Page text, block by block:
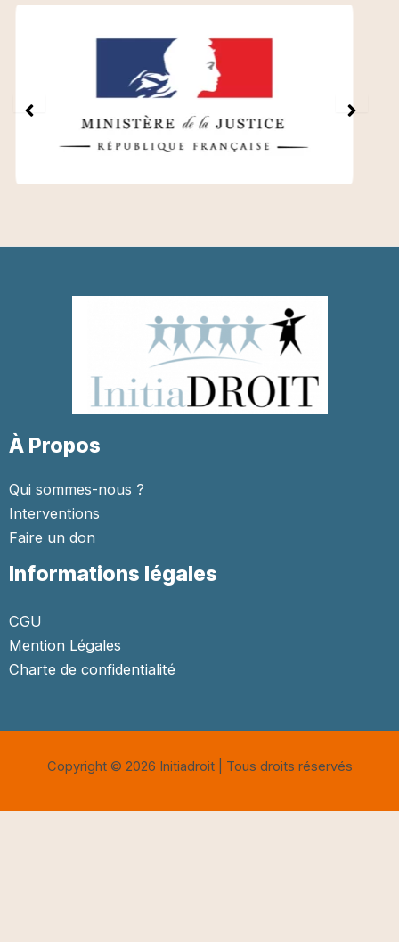
À Propos
Qui sommes-nous ?
Interventions
Faire un don
Informations légales
CGU
Mention Légales
Charte de confidentialité
Copyright © 2026 Initiadroit | Tous droits réservés